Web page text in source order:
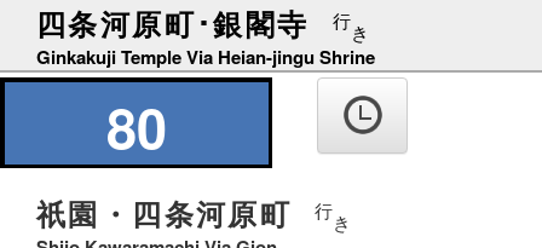
四条河原町･銀閣寺 行き
Ginkakuji Temple Via Heian-jingu Shrine
80
祇園・四条河原町 行き